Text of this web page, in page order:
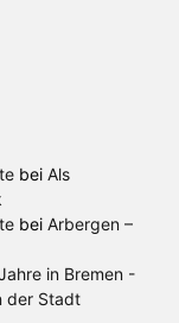
bei Als
bei Arbergen –
in Bremen -
der Stadt